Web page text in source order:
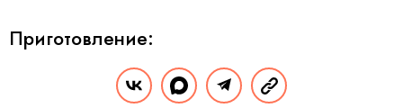
Приготовление:
Взбейте яйца с сахаром, добавьте муку и соду,